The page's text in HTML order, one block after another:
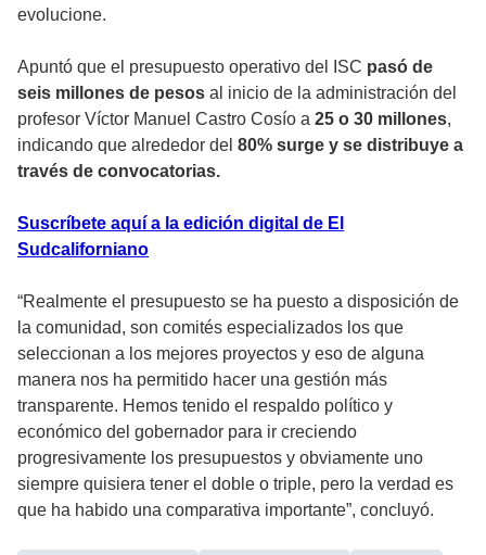
evolucione.
Apuntó que el presupuesto operativo del ISC pasó de
seis millones de pesos al inicio de la administración del
profesor Víctor Manuel Castro Cosío a 25 o 30 millones,
indicando que alrededor del 80% surge y se distribuye a
través de convocatorias.
Suscríbete aquí a la edición digital de El
Sudcaliforniano
“Realmente el presupuesto se ha puesto a disposición de
la comunidad, son comités especializados los que
seleccionan a los mejores proyectos y eso de alguna
manera nos ha permitido hacer una gestión más
transparente. Hemos tenido el respaldo político y
económico del gobernador para ir creciendo
progresivamente los presupuestos y obviamente uno
siempre quisiera tener el doble o triple, pero la verdad es
que ha habido una comparativa importante”, concluyó.